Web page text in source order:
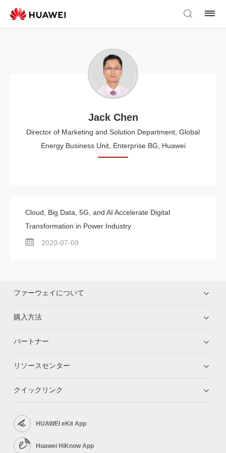
Jack Chen
Director of Marketing and Solution Department, Global
Energy Business Unit, Enterprise BG, Huawei
Cloud, Big Data, 5G, and AI Accelerate Digital
Transformation in Power Industry
2020-07-09
ファーウェイについて
購入方法
パートナー
リソースセンター
クイックリンク
HUAWEI eKit App
Huawei HiKnow App